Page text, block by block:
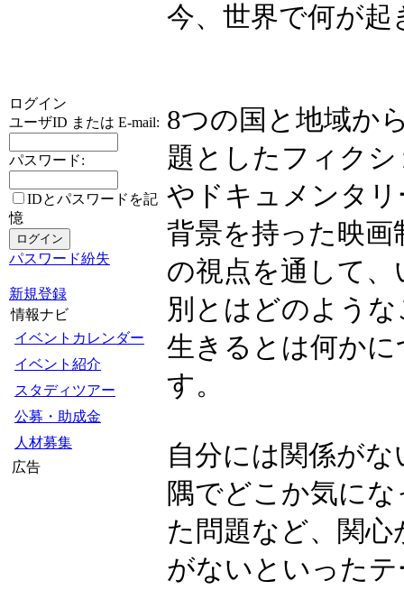
ログイン
ユーザID または E-mail:
パスワード:
IDとパスワードを記
憶
パスワード紛失
新規登録
情報ナビ
イベントカレンダー
イベント紹介
スタディツアー
公募・助成金
人材募集
広告
今、世界で何が
8つの国と地域か
題としたフィク
やドキュメンタ
背景を持った映画
の視点を通して
別とはどのよう
生きるとは何か
す。
自分には関係が
隅でどこか気に
た問題など、関
がないといった